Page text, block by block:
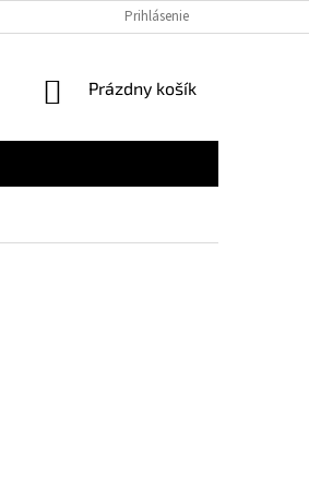
Prihlásenie
NÁKUPNÝ
Prázdny košík